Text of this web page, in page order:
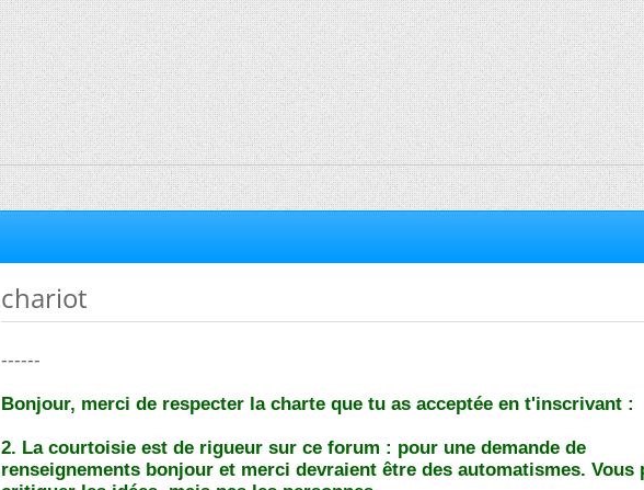
chariot
------
Bonjour, merci de respecter la charte que tu as acceptée en t'inscrivant :
2. La courtoisie est de rigueur sur ce forum : pour une demande de
renseignements bonjour et merci devraient être des automatismes. Vous